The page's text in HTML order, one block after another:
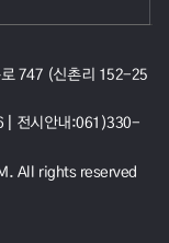
747 (신촌리 152-25
| 전시안내:061)330-
All rights reserved